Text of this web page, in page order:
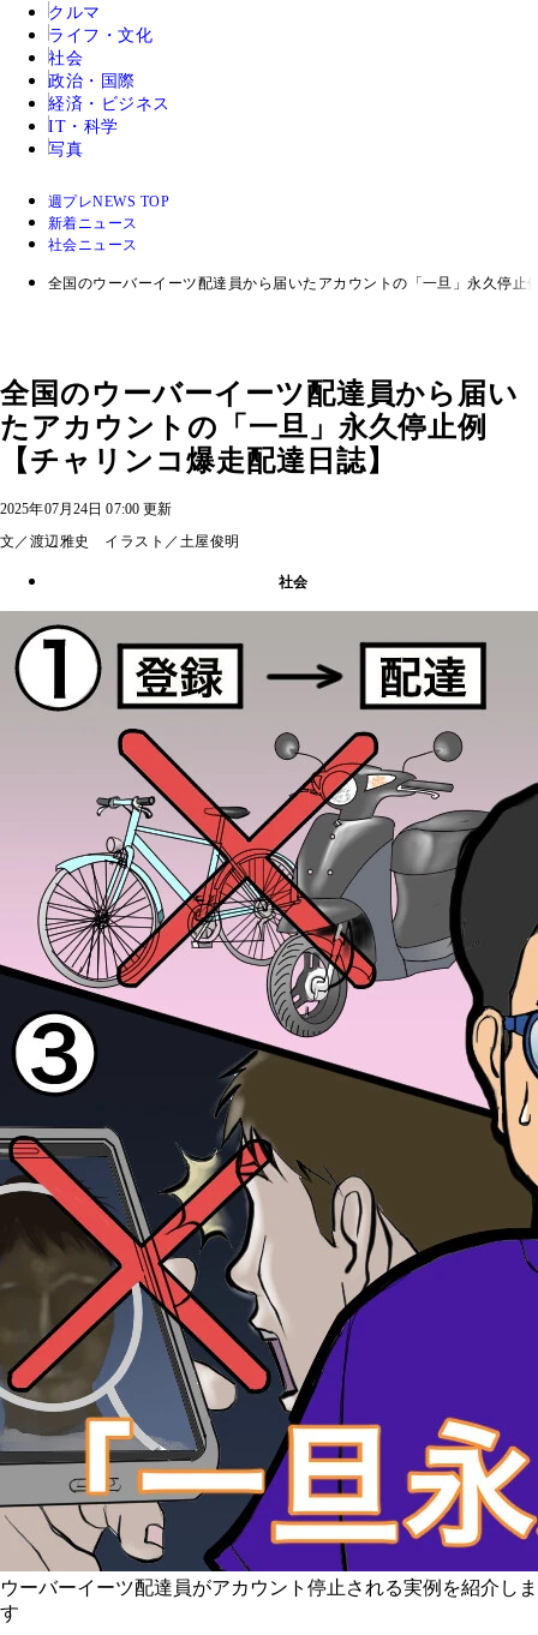
クルマ
ライフ・文化
社会
政治・国際
経済・ビジネス
IT・科学
写真
週プレNEWS TOP
新着ニュース
社会ニュース
全国のウーバーイーツ配達員から届いたアカウントの「一旦」永久停止
全国のウーバーイーツ配達員から届い
たアカウントの「一旦」永久停止例
【チャリンコ爆走配達日誌】
2025年07月24日 07:00 更新
文／渡辺雅史 イラスト／土屋俊明
社会
ウーバーイーツ配達員がアカウント停止される実例を紹介しま
す